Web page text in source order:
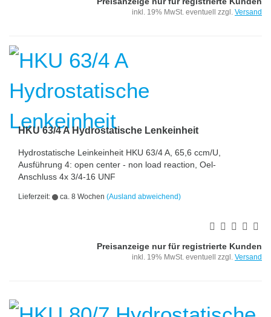
inkl. 19% MwSt. eventuell zzgl. Versand
HKU 63/4 A Hydrostatische Lenkeinheit
Hydrostatische Leinkeinheit HKU 63/4 A, 65,6 ccm/U,
Ausführung 4: open center - non load reaction, Oel-
Anschluss 4x 3/4-16 UNF
Lieferzeit: ca. 8 Wochen (Ausland abweichend)
Preisanzeige nur für registrierte Kunden
inkl. 19% MwSt. eventuell zzgl. Versand